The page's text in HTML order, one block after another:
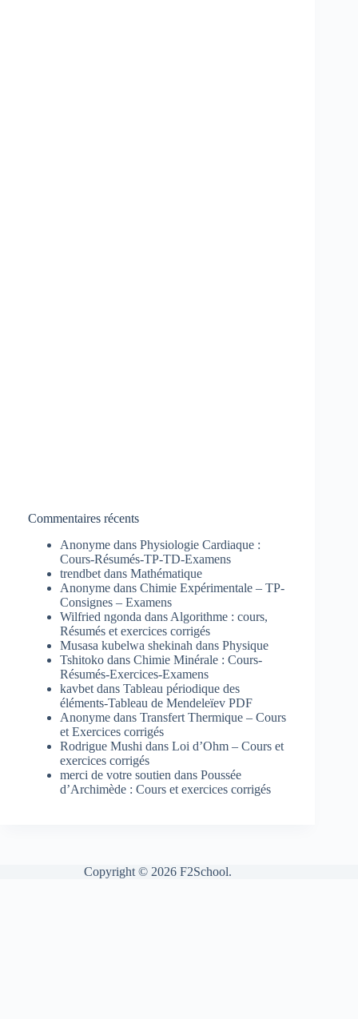
Commentaires récents
Anonyme dans Physiologie Cardiaque :
Cours-Résumés-TP-TD-Examens
trendbet dans Mathématique
Anonyme dans Chimie Expérimentale – TP-
Consignes – Examens
Wilfried ngonda dans Algorithme : cours,
Résumés et exercices corrigés
Musasa kubelwa shekinah dans Physique
Tshitoko dans Chimie Minérale : Cours-
Résumés-Exercices-Examens
kavbet dans Tableau périodique des
éléments-Tableau de Mendeleïev PDF
Anonyme dans Transfert Thermique – Cours
et Exercices corrigés
Rodrigue Mushi dans Loi d’Ohm – Cours et
exercices corrigés
merci de votre soutien dans Poussée
d’Archimède : Cours et exercices corrigés
Copyright © 2026 F2School.